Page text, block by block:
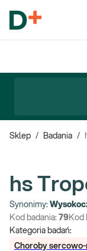
Sklep / Badania /
hs
Synonimy:
Kod badania: 79Kod
Kategoria badań:
Choroby